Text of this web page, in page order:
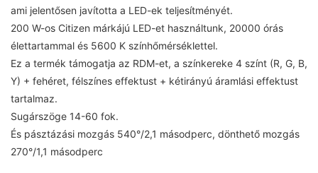
ami jelentősen javította a LED-ek teljesítményét.
200 W-os Citizen márkájú LED-et használtunk, 20000 órás
élettartammal és 5600 K színhőmérséklettel.
Ez a termék támogatja az RDM-et, a színkereke 4 színt (R, G, B,
Y) + fehéret, félszínes effektust + kétirányú áramlási effektust
tartalmaz.
Sugárszöge 14-60 fok.
És pásztázási mozgás 540°/2,1 másodperc, dönthető mozgás
270°/1,1 másodperc